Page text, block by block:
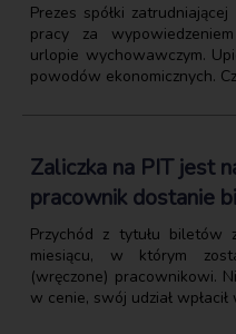
Prezes spółki
pracy za
urlopie wychowawczym.
powodów ekonomicznych.
Zaliczka na PIT jest
pracownik dostanie
Przychód z tytułu biletów
miesiącu, w którym
(wręczone) pracownikowi.
w cenie, swój udział wpłacił